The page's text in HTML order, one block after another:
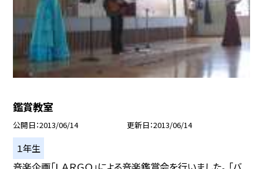
鑑賞教室
公開日 2013/06/14 更新日 2013/06/14
１年生